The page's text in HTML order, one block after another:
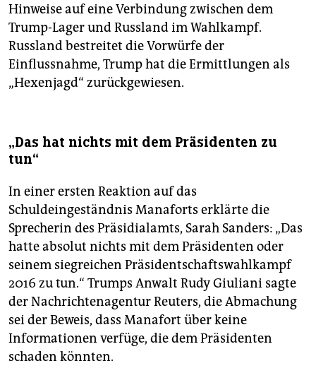
Hinweise auf eine Verbindung zwischen dem
Trump-Lager und Russland im Wahlkampf.
Russland bestreitet die Vorwürfe der
Einflussnahme, Trump hat die Ermittlungen als
„Hexenjagd“ zurückgewiesen.
„Das hat nichts mit dem Präsidenten zu
tun“
In einer ersten Reaktion auf das
Schuldeingeständnis Manaforts erklärte die
Sprecherin des Präsidialamts, Sarah Sanders: „Das
hatte absolut nichts mit dem Präsidenten oder
seinem siegreichen Präsidentschaftswahlkampf
2016 zu tun.“ Trumps Anwalt Rudy Giuliani sagte
der Nachrichtenagentur Reuters, die Abmachung
sei der Beweis, dass Manafort über keine
Informationen verfüge, die dem Präsidenten
schaden könnten.